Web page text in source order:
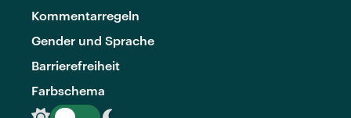
Kommentarregeln
Gender und Sprache
Barrierefreiheit
Farbschema